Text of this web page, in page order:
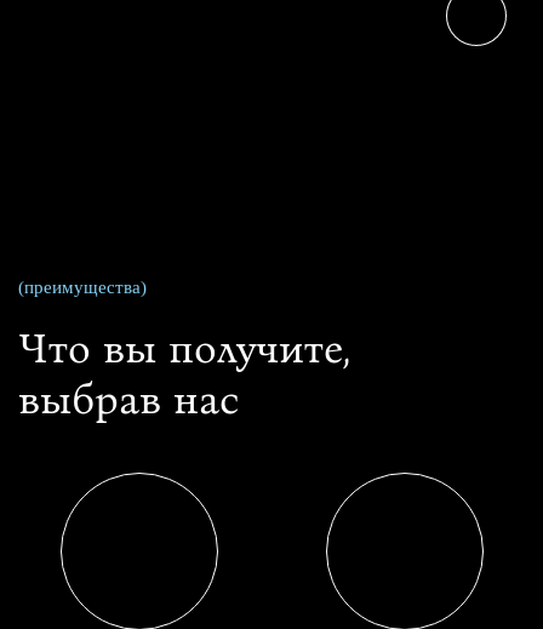
(преимущества)
Что вы получите,
выбрав нас